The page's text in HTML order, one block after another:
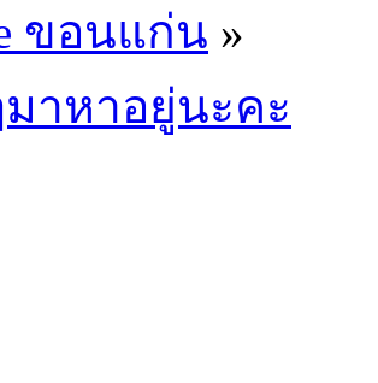
ขอนแก่น »
าหาอยู่นะคะ